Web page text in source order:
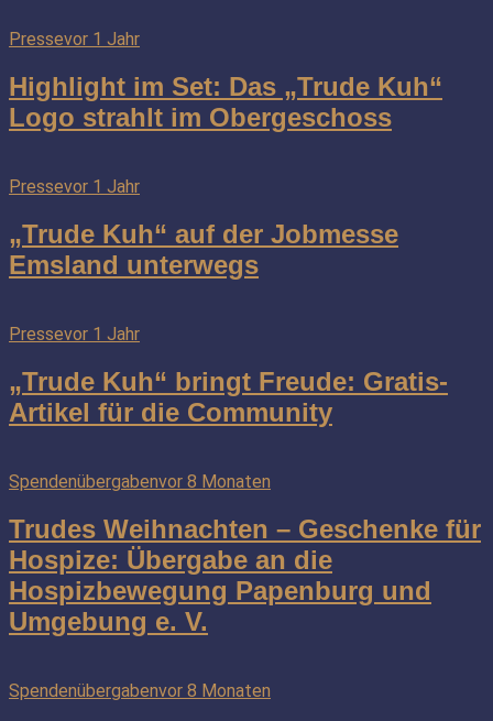
Pressevor 1 Jahr
Highlight im Set: Das „Trude Kuh“
Logo strahlt im Obergeschoss
Pressevor 1 Jahr
„Trude Kuh“ auf der Jobmesse
Emsland unterwegs
Pressevor 1 Jahr
„Trude Kuh“ bringt Freude: Gratis-
Artikel für die Community
Spendenübergabenvor 8 Monaten
Trudes Weihnachten – Geschenke für
Hospize: Übergabe an die
Hospizbewegung Papenburg und
Umgebung e. V.
Spendenübergabenvor 8 Monaten